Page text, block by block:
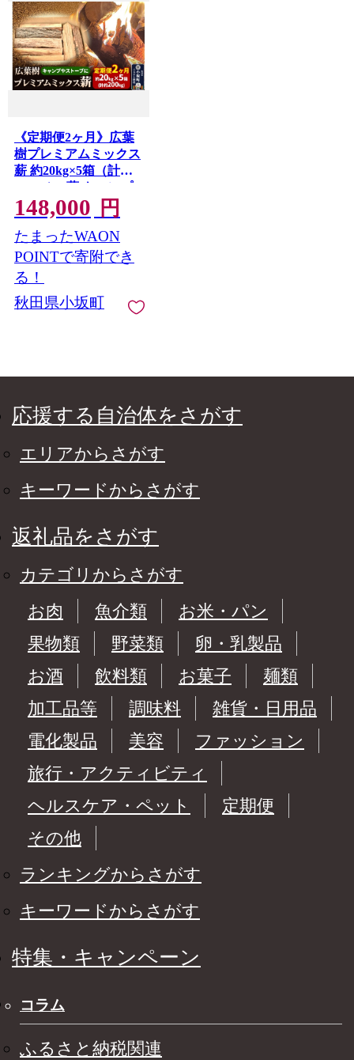
《定期便2ヶ月》広葉
樹プレミアムミックス
薪 約20kg×5箱（計約
200kg） [薪 キャンプ
アウトドア 広葉樹 暖
炉 薪ストーブ秋田県
小坂町]
148,000 円
たまったWAON
POINTで寄附でき
る！
秋田県小坂町
応援する自治体をさがす
エリアからさがす
キーワードからさがす
返礼品をさがす
カテゴリからさがす
お肉
魚介類
お米・パン
果物類
野菜類
卵・乳製品
お酒
飲料類 お菓子
麺類
加工品等
調味料
雑貨・日用品
電化製品
美容
ファッション
旅行・アクティビティ
ヘルスケア・ペット
定期便
その他
ランキングからさがす
キーワードからさがす
特集・キャンペーン
コラム
ふるさと納税関連